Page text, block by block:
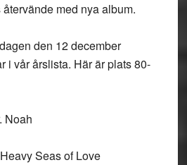
med nya album.
den 12 december
i vår årslista. Här är plats 80-
Noah
Seas of Love